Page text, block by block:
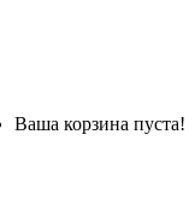
Ваша корзина пуста!